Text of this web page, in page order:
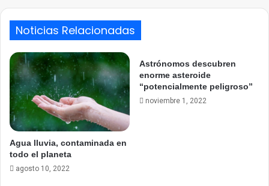
Noticias Relacionadas
Agua lluvia, contaminada en
todo el planeta
agosto 10, 2022
Astrónomos descubren
enorme asteroide
“potencialmente peligroso”
noviembre 1, 2022